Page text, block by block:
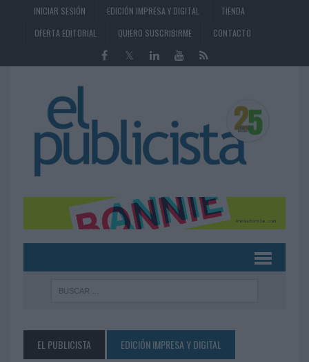
INICIAR SESIÓN EDICIÓN IMPRESA Y DIGITAL
TIENDA
OFERTA EDITORIAL
QUIERO SUSCRIBIRME CONTACTO
EL PUBLICISTA EDICIÓN IMPRESA Y DIGITAL